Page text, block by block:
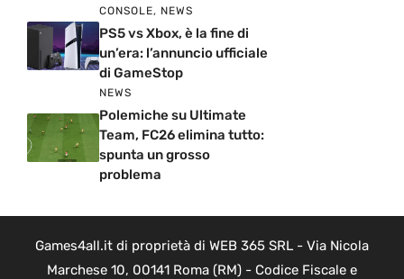
CONSOLE, NEWS
PS5 vs Xbox, è la fine di
un’era: l’annuncio ufficiale
di GameStop
NEWS
Polemiche su Ultimate
Team, FC26 elimina tutto:
spunta un grosso
problema
Games4all.it di proprietà di WEB 365 SRL - Via Nicola
Marchese 10, 00141 Roma (RM) - Codice Fiscale e